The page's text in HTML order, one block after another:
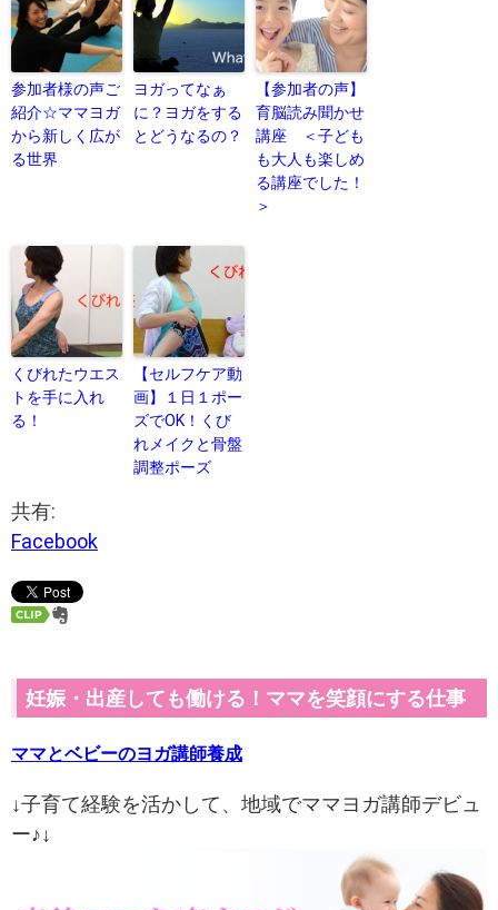
参加者様の声ご
紹介☆ママヨガ
から新しく広が
る世界
ヨガってなぁ
に？ヨガをする
とどうなるの？
【参加者の声】
育脳読み聞かせ
講座 ＜子ども
も大人も楽しめ
る講座でした！
＞
くびれたウエス
トを手に入れ
る！
【セルフケア動
画】１日１ポー
ズでOK！くび
れメイクと骨盤
調整ポーズ
共有:
Facebook
妊娠・出産しても働ける！ママを笑顔にする仕事
ママとベビーのヨガ講師養成
↓子育て経験を活かして、地域でママヨガ講師デビュ
ー♪↓